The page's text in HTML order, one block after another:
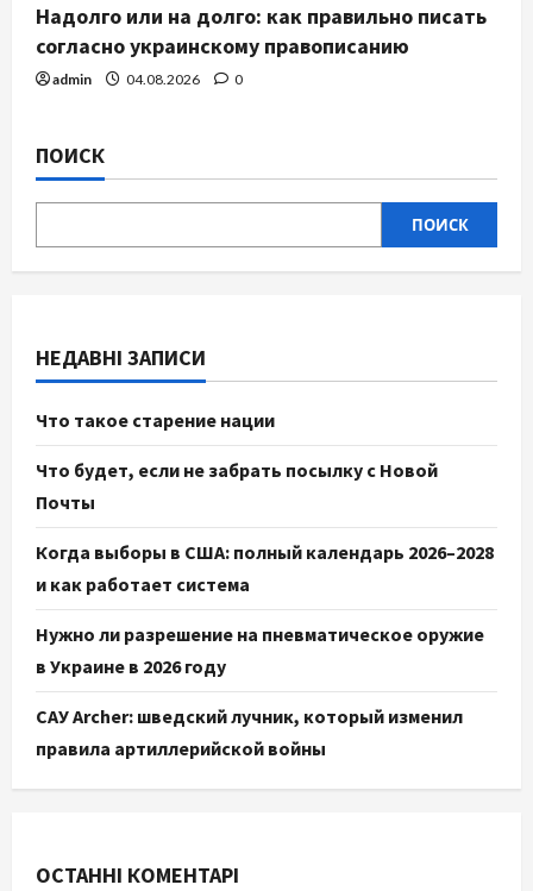
Надолго или на долго: как правильно писать
согласно украинскому правописанию
admin 04.08.2026 0
ПОИСК
ПОИСК
НЕДАВНІ ЗАПИСИ
Что такое старение нации
Что будет, если не забрать посылку с Новой
Почты
Когда выборы в США: полный календарь 2026–2028
и как работает система
Нужно ли разрешение на пневматическое оружие
в Украине в 2026 году
САУ Archer: шведский лучник, который изменил
правила артиллерийской войны
ОСТАННІ КОМЕНТАРІ